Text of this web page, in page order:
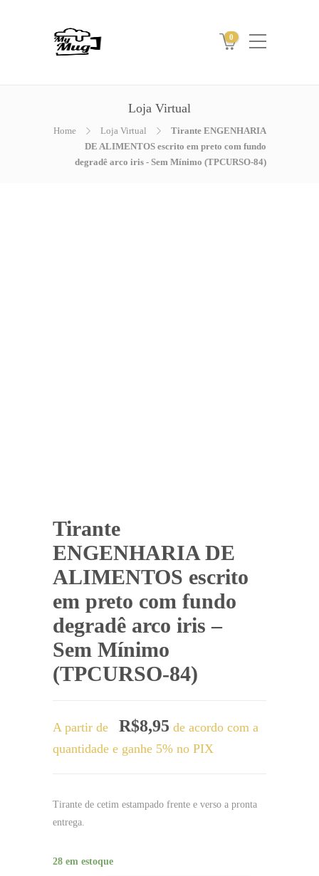
0
Loja Virtual
Home Loja Virtual
Tirante ENGENHARIA
DE ALIMENTOS escrito em preto com fundo
degradê arco iris - Sem Mínimo (TPCURSO-84)
Tirante
ENGENHARIA DE
ALIMENTOS escrito
em preto com fundo
degradê arco iris –
Sem Mínimo
(TPCURSO-84)
A partir de R$8,95 de acordo com a
quantidade e ganhe 5% no PIX
Tirante de cetim estampado frente e verso a pronta
entrega.
28 em estoque